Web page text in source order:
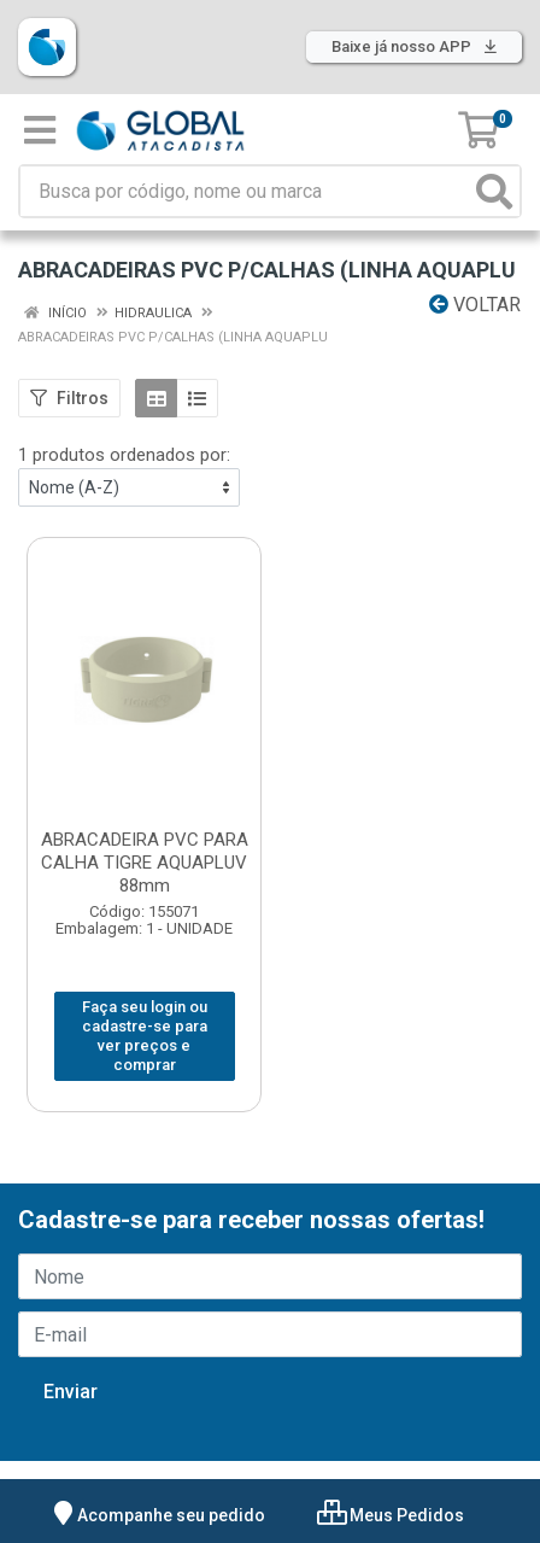
Baixe já nosso APP
0
ABRACADEIRAS PVC P/CALHAS (LINHA AQUAPLU
VOLTAR
INÍCIO
HIDRAULICA
ABRACADEIRAS PVC P/CALHAS (LINHA AQUAPLU
Filtros
1 produtos ordenados por:
ABRACADEIRA PVC PARA
CALHA TIGRE AQUAPLUV
88mm
Código: 155071
Embalagem: 1 - UNIDADE
Faça seu login ou
cadastre-se para
ver preços e
comprar
Cadastre-se para receber nossas ofertas!
Acompanhe seu pedido Meus Pedidos